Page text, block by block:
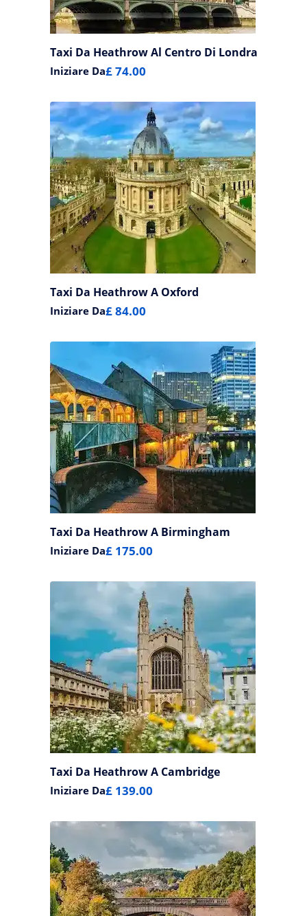
Taxi Da Heathrow Al Centro Di Londra
Iniziare Da£ 74.00
Taxi Da Heathrow A Oxford
Iniziare Da£ 84.00
Taxi Da Heathrow A Birmingham
Iniziare Da£ 175.00
Taxi Da Heathrow A Cambridge
Iniziare Da£ 139.00